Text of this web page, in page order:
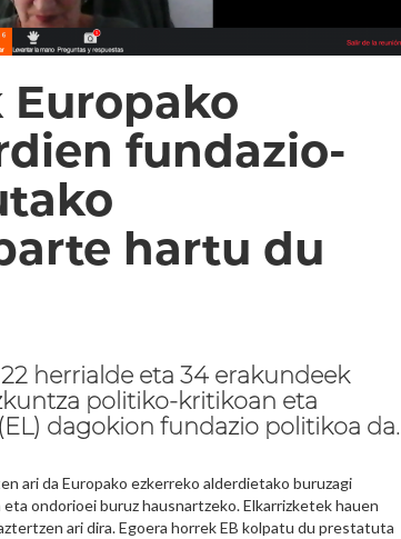
fundazio-
hartu du
herrialde eta 34 erakundeek
politiko-kritikoan eta
dagokion fundazio politikoa da.
ari da Europako ezkerreko alderdietako buruzagi
ondorioei buruz hausnartzeko. Elkarrizketek hauen
ari dira. Egoera horrek EB kolpatu du prestatuta